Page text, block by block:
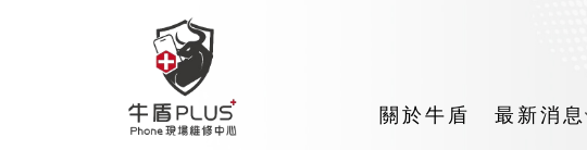
關於牛盾 最新消息